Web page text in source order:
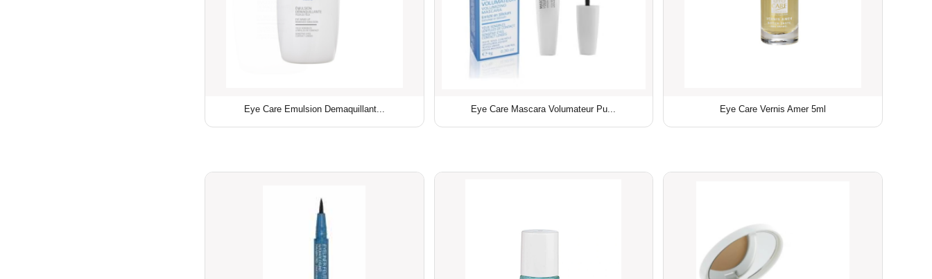
Eye Care Emulsion Demaquillant... Eye Care Mascara Volumateur Pu... Eye Care Vernis Amer 5ml